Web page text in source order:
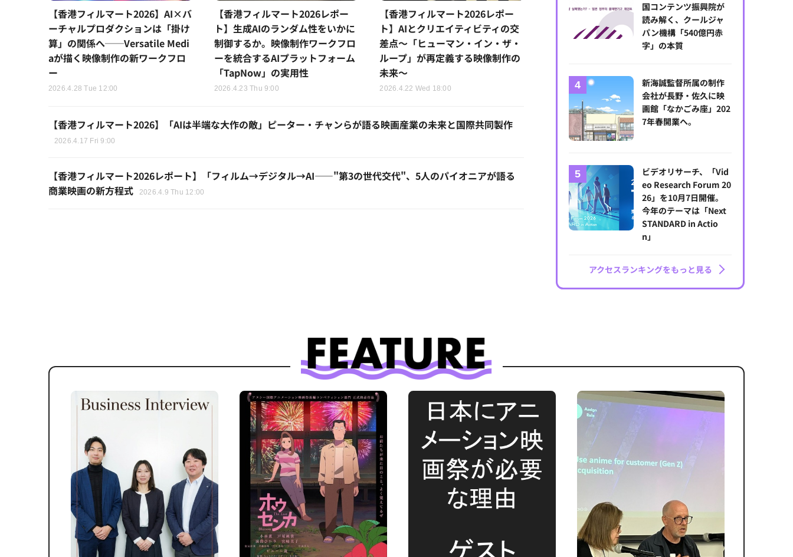
【香港フィルマート2026】AI×バ
ーチャルプロダクションは「掛け
算」の関係へ──Versatile Medi
aが描く映像制作の新ワークフロ
ー
2026.4.28 Tue 12:00
【香港フィルマート2026レポー
ト】生成AIのランダム性をいかに
制御するか。映像制作ワークフロ
ーを統合するAIプラットフォーム
「TapNow」の実用性
2026.4.23 Thu 9:00
【香港フィルマート2026レポー
ト】AIとクリエイティビティの交
差点～「ヒューマン・イン・ザ・
ループ」が再定義する映像制作の
未来～
2026.4.22 Wed 18:00
【香港フィルマート2026】「AIは半端な大作の敵」ピーター・チャンらが語る映画産業の未来と国際共同製作
2026.4.17 Fri 9:00
【香港フィルマート2026レポート】「フィルム→デジタル→AI——"第3の世代交代"、5人のパイオニアが語る
商業映画の新方程式
2026.4.9 Thu 12:00
国コンテンツ振興院が
読み解く、クールジャ
パン機構「540億円赤
字」の本質
新海誠監督所属の制作
会社が長野・佐久に映
画館「なかごみ座」202
7年春開業へ。
ビデオリサーチ、「Vid
eo Research Forum 20
26」を10月7日開催。
今年のテーマは「Next
STANDARD in Actio
n」
アクセスランキングをもっと見る